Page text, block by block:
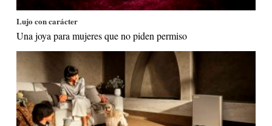
Lujo con carácter
Una joya para mujeres que no piden permiso